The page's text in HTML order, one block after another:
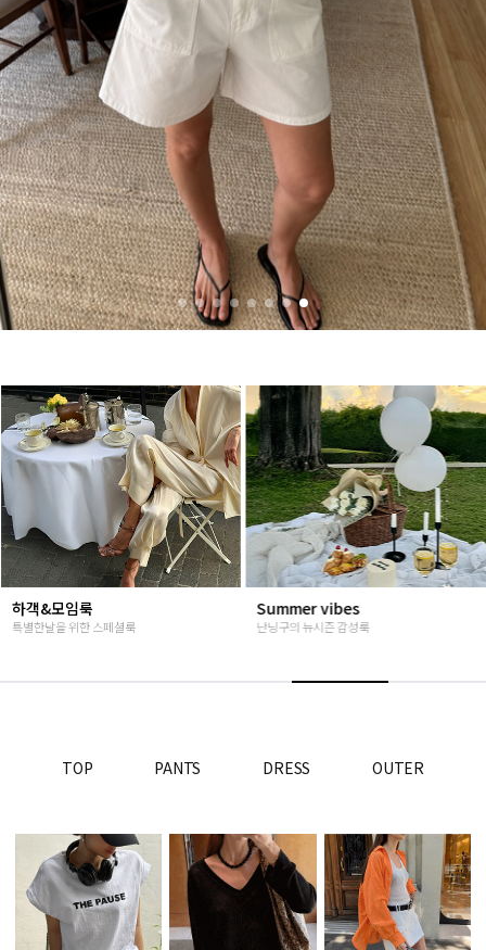
Summer vibes
난닝구의 뉴시즌 감성룩
베스트재진행
고객님들이 인정해주신 Steady seller
TOP PANTS DRESS OUTER